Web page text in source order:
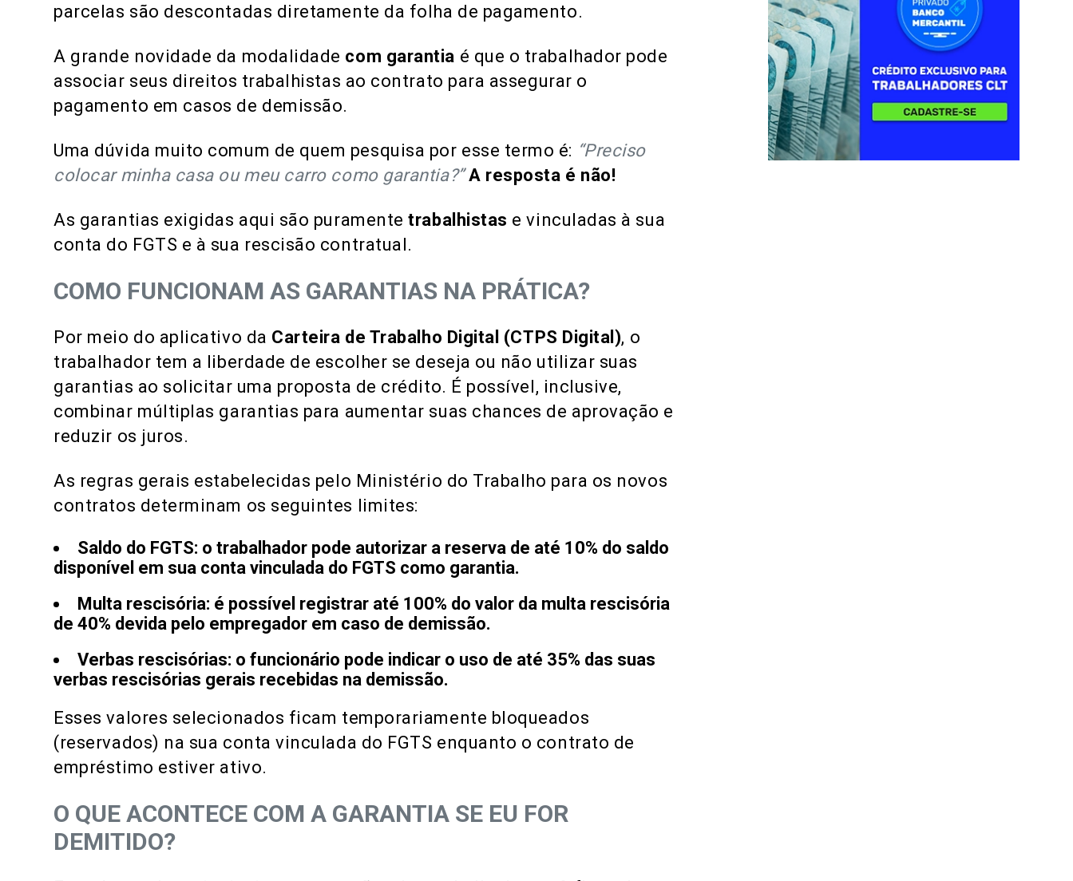
parcelas são descontadas diretamente da folha de pagamento.
A grande novidade da modalidade com garantia é que o trabalhador pode
associar seus direitos trabalhistas ao contrato para assegurar o
pagamento em casos de demissão.
Uma dúvida muito comum de quem pesquisa por esse termo é: “Preciso
colocar minha casa ou meu carro como garantia?” A resposta é não!
As garantias exigidas aqui são puramentetrabalhistas e vinculadas à sua
conta do FGTS e à sua rescisão contratual.
COMO FUNCIONAM AS GARANTIAS NA PRÁTICA?
Por meio do aplicativo da Carteira de Trabalho Digital (CTPS Digital), o
trabalhador tem a liberdade de escolher se deseja ou não utilizar suas
garantias ao solicitar uma proposta de crédito. É possível, inclusive,
combinar múltiplas garantias para aumentar suas chances de aprovação e
reduzir os juros.
As regras gerais estabelecidas pelo Ministério do Trabalho para os novos
contratos determinam os seguintes limites:
Saldo do FGTS: o trabalhador pode autorizar a reserva de até 10% do saldo
disponível em sua conta vinculada do FGTS como garantia.
Multa rescisória: é possível registrar até 100% do valor da multa rescisória
de 40% devida pelo empregador em caso de demissão.
Verbas rescisórias: o funcionário pode indicar o uso de até 35% das suas
verbas rescisórias gerais recebidas na demissão.
Esses valores selecionados ficam temporariamente bloqueados
(reservados) na sua conta vinculada do FGTS enquanto o contrato de
empréstimo estiver ativo.
O QUE ACONTECE COM A GARANTIA SE EU FOR
DEMITIDO?